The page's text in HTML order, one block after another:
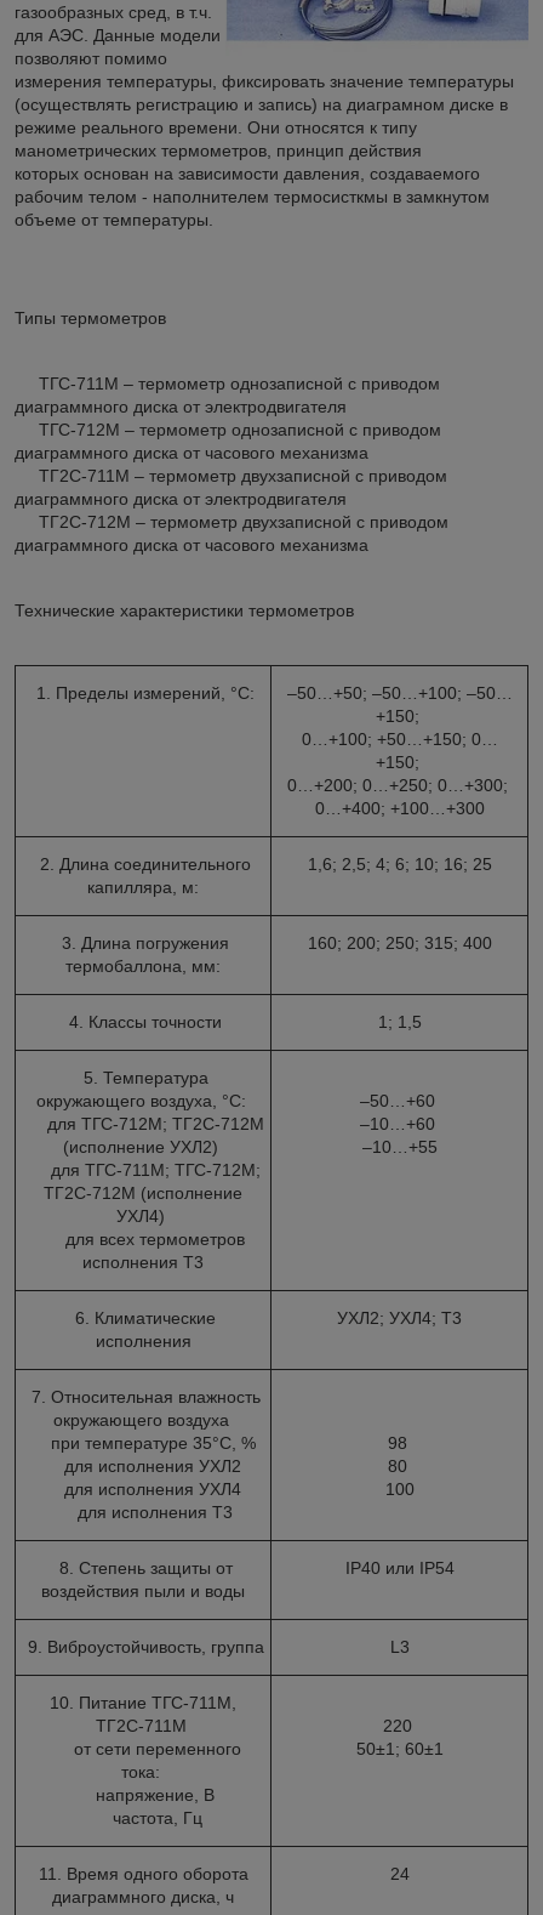
газообразных сред, в т.ч.
для АЭС. Данные модели
позволяют помимо
измерения температуры, фиксировать значение температуры
(осуществлять регистрацию и запись) на диаграмном диске в
режиме реального времени. Они относятся к типу
манометрических термометров, принцип действия
которых основан на зависимости давления, создаваемого
рабочим телом - наполнителем термосисткмы в замкнутом
объеме от температуры.
Типы термометров
ТГС-711М – термометр однозаписной с приводом
диаграммного диска от электродвигателя
ТГС-712М – термометр однозаписной с приводом
диаграммного диска от часового механизма
ТГ2С-711М – термометр двухзаписной с приводом
диаграммного диска от электродвигателя
ТГ2С-712М – термометр двухзаписной с приводом
диаграммного диска от часового механизма
Технические характеристики термометров
1. Пределы измерений, °С:
–50…+50; –50…+100; –50…
+150;
0…+100; +50…+150; 0…
+150;
0…+200; 0…+250; 0…+300;
0…+400; +100…+300
2. Длина соединительного
капилляра, м:
1,6; 2,5; 4; 6; 10; 16; 25
3. Длина погружения
термобаллона, мм:
160; 200; 250; 315; 400
4. Классы точности 1; 1,5
5. Температура
окружающего воздуха, °С:
для ТГС-712М; ТГ2С-712М
(исполнение УХЛ2)
для ТГС-711М; ТГС-712М;
ТГ2С-712М (исполнение
УХЛ4)
для всех термометров
исполнения Т3
–50…+60
–10…+60
–10…+55
6. Климатические
исполнения
УХЛ2; УХЛ4; Т3
7. Относительная влажность
окружающего воздуха
при температуре 35°С, %
для исполнения УХЛ2
для исполнения УХЛ4
для исполнения Т3
98
80
100
8. Степень защиты от
воздействия пыли и воды
IP40 или IP54
9. Виброустойчивость, группа L3
10. Питание ТГС-711М,
ТГ2С-711М
от сети переменного
тока:
напряжение, В
частота, Гц
220
50±1; 60±1
11. Время одного оборота
диаграммного диска, ч
24